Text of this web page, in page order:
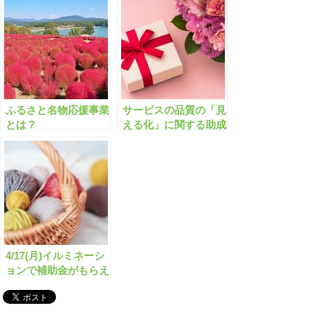
ふるさと名物応援事業
とは？
サービスの品質の「見
える化」に関する助成
4/17(月)イルミネーシ
ョンで補助金がもらえ